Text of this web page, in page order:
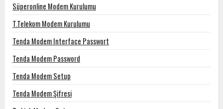
Süperonline Modem Kurulumu
T.Telekom Modem Kurulumu
Tenda Modem Interface Passwort
Tenda Modem Password
Tenda Modem Setup
Tenda Modem Şifresi